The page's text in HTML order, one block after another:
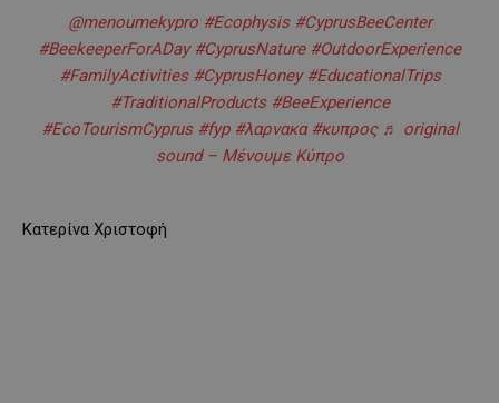
@menoumekypro #Ecophysis #CyprusBeeCenter
#BeekeeperForADay #CyprusNature #OutdoorExperience
#FamilyActivities #CyprusHoney #EducationalTrips
#TraditionalProducts #BeeExperience
#EcoTourismCyprus #fyp #λαρνακα #κυπρος ♬ original
sound – Μένουμε Κύπρο
Κατερίνα Χριστοφή